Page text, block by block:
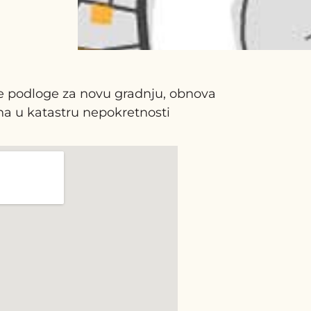
za novu gradnju, obnova
u katastru nepokretnosti